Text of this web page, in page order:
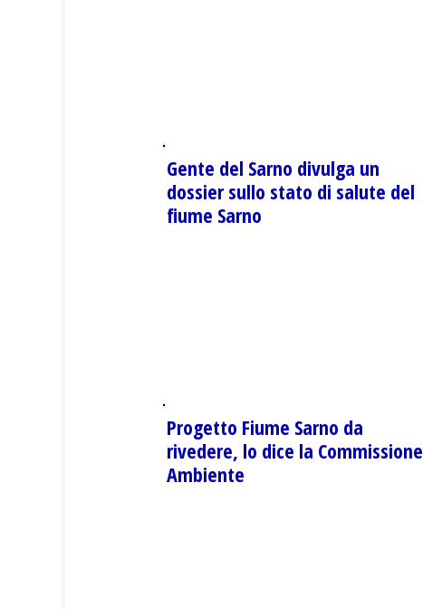
Gente del Sarno divulga un
dossier sullo stato di salute del
fiume Sarno
Progetto Fiume Sarno da
rivedere, lo dice la Commissione
Ambiente